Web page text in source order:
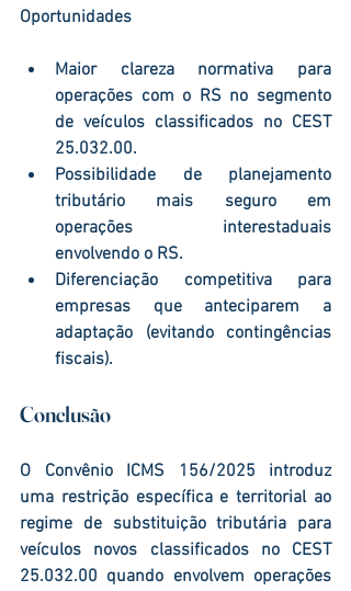
Oportunidades
Maior clareza normativa para
operações com o RS no segmento
de veículos classificados no CEST
25.032.00.
Possibilidade de planejamento
tributário mais seguro em
operações interestaduais
envolvendo o RS.
Diferenciação competitiva para
empresas que anteciparem a
adaptação (evitando contingências
fiscais).
Conclusão
O Convênio ICMS 156/2025 introduz
uma restrição específica e territorial ao
regime de substituição tributária para
veículos novos classificados no CEST
25.032.00 quando envolvem operações